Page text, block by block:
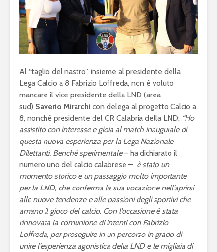
Al “taglio del nastro”, insieme al presidente della
Lega Calcio a 8 Fabrizio Loffreda, non è voluto
mancare il vice presidente della LND (area
sud) Saverio Mirarchi con delega al progetto Calcio a
8, nonché presidente del CR Calabria della LND: “Ho
assistito con interesse e gioia al match inaugurale di
questa nuova esperienza per la Lega Nazionale
Dilettanti. Benché sperimentale– ha dichiarato il
numero uno del calcio calabrese – è stato un
momento storico e un passaggio molto importante
per la LND, che conferma la sua vocazione nell’aprirsi
alle nuove tendenze e alle passioni degli sportivi che
amano il gioco del calcio. Con l’occasione è stata
rinnovata la comunione di intenti con Fabrizio
Loffreda, per proseguire in un percorso in grado di
unire l’esperienza agonistica della LND e le migliaia di